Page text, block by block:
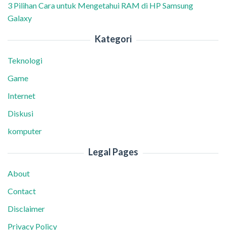
3 Pilihan Cara untuk Mengetahui RAM di HP Samsung
Galaxy
Kategori
Teknologi
Game
Internet
Diskusi
komputer
Legal Pages
About
Contact
Disclaimer
Privacy Policy